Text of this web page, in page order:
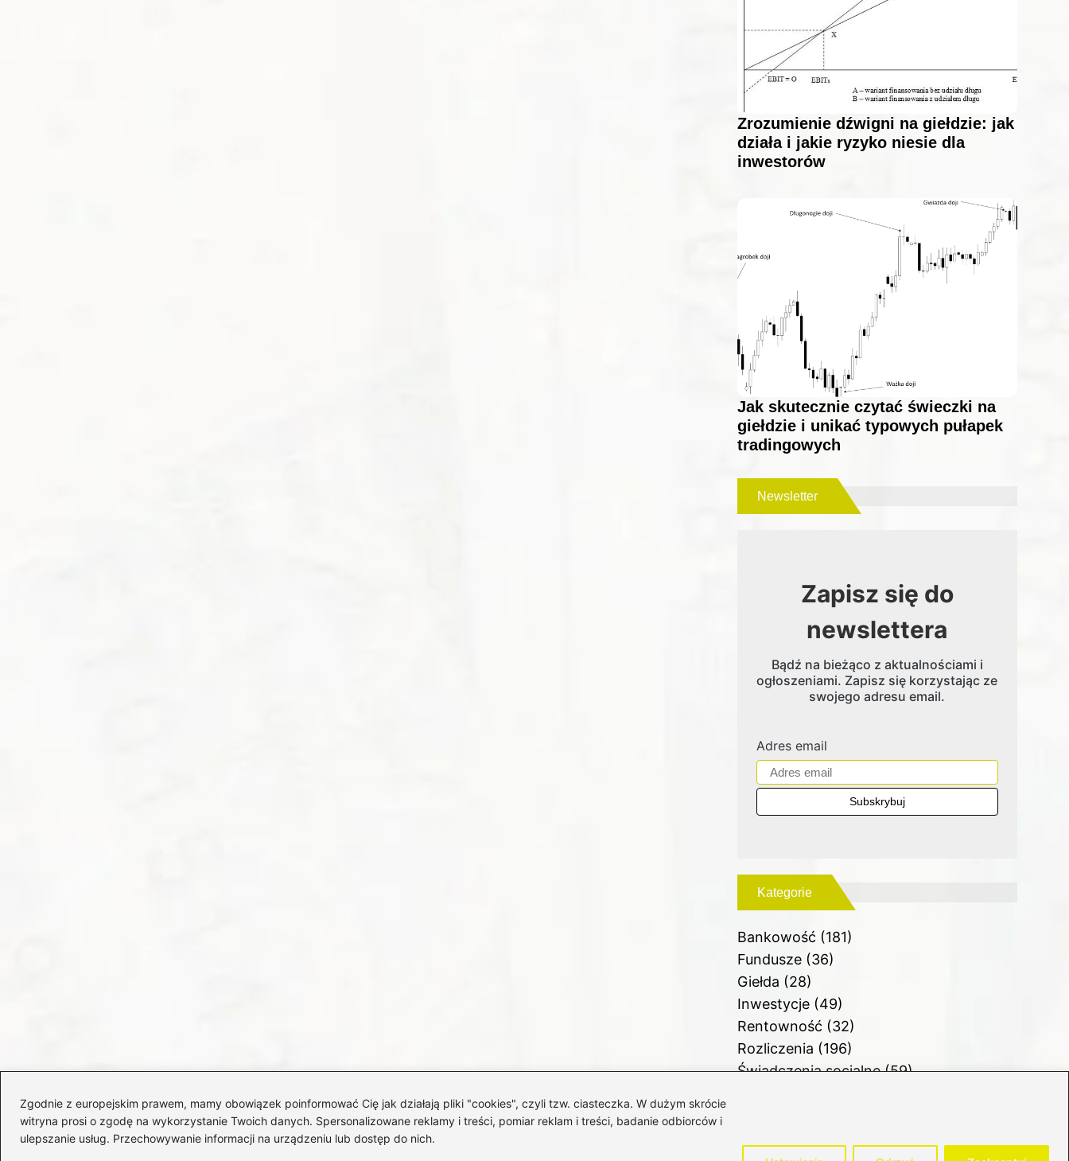
Zgodnie z europejskim prawem, mamy obowiązek poinformować Cię jak działają pliki "cookies", czyli tzw. ciasteczka. W dużym skrócie
witryna prosi o zgodę na wykorzystanie Twoich danych. Spersonalizowane reklamy i treści, pomiar reklam i treści, badanie odbiorców i
ulepszanie usług. Przechowywanie informacji na urządzeniu lub dostęp do nich.
Zrozumienie dźwigni na giełdzie: jak
działa i jakie ryzyko niesie dla
inwestorów
Jak skutecznie czytać świeczki na
giełdzie i unikać typowych pułapek
tradingowych
Newsletter
Zapisz się do
newslettera
Bądź na bieżąco z aktualnościami i
ogłoszeniami. Zapisz się korzystając ze
swojego adresu email.
Adres email
Kategorie
Bankowość (181)
Fundusze(36)
Giełda (28)
Inwestycje(49)
Rentowność (32)
Rozliczenia (196)
Świadczenia socjalne(59)